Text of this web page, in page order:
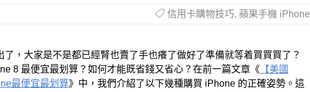
信用卡購物技巧, 蘋果手機 iPhone
，大家是不是都已經腎也賣了手也癢了做好了準備就等着買買買了？
8 最便宜最划算？如何才能既省錢又省心？在前一篇文章《 【美國
最便宜最划算》中，我們介紹了以下幾種購買 iPhone 的正確姿勢。這